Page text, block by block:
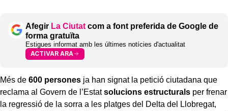
Afegir La Ciutat com a font preferida de Google de
forma gratuïta
Estigues informat amb les últimes notícies d'actualitat
ACTIVAR ARA
Més de 600 persones ja han signat la petició ciutadana que
reclama al Govern de l’Estatsolucions estructurals per frenar
la regressió de la sorra a les platges del Delta del Llobregat,